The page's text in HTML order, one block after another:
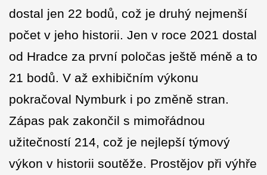
dostal jen 22 bodů, což je druhý nejmenší
počet v jeho historii. Jen v roce 2021 dostal
od Hradce za první poločas ještě méně a to
21 bodů. V až exhibičním výkonu
pokračoval Nymburk i po změně stran.
Zápas pak zakončil s mimořádnou
užitečností 214, což je nejlepší týmový
výkon v historii soutěže. Prostějov při výhře